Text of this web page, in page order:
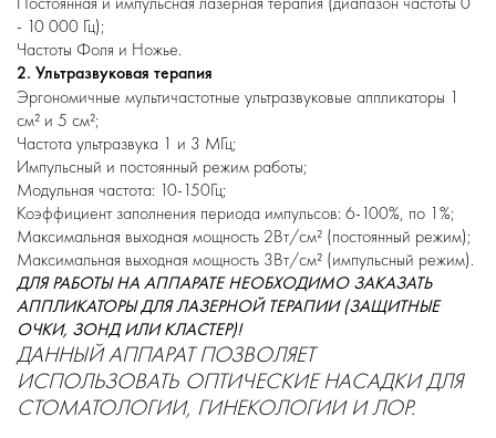
- 10 000 Гц);
Частоты Фоля и Ножье.
2. Ультразвуковая терапия
Эргономичные мультичастотные ультразвуковые аппликаторы 1
см² и 5 см²;
Частота ультразвука 1 и 3 МГц;
Импульсный и постоянный режим работы;
Модульная частота: 10-150Гц;
Коэффициент заполнения периода импульсов: 6-100%, по 1%;
Максимальная выходная мощность 2Вт/см² (постоянный режим);
Максимальная выходная мощность 3Вт/см² (импульсный режим).
ДЛЯ РАБОТЫ НА АППАРАТЕ НЕОБХОДИМО ЗАКАЗАТЬ
АППЛИКАТОРЫ ДЛЯ ЛАЗЕРНОЙ ТЕРАПИИ (ЗАЩИТНЫЕ
ОЧКИ, ЗОНД ИЛИ КЛАСТЕР)!
ДАННЫЙ АППАРАТ ПОЗВОЛЯЕТ
ИСПОЛЬЗОВАТЬ ОПТИЧЕСКИЕ НАСАДКИ ДЛЯ
СТОМАТОЛОГИИ, ГИНЕКОЛОГИИ И ЛОР.